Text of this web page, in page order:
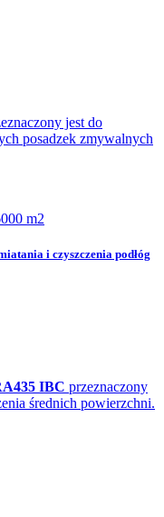
jest do
posadzek zmywalnych
m2
i czyszczenia podłóg
IBC przeznaczony
średnich powierzchni.